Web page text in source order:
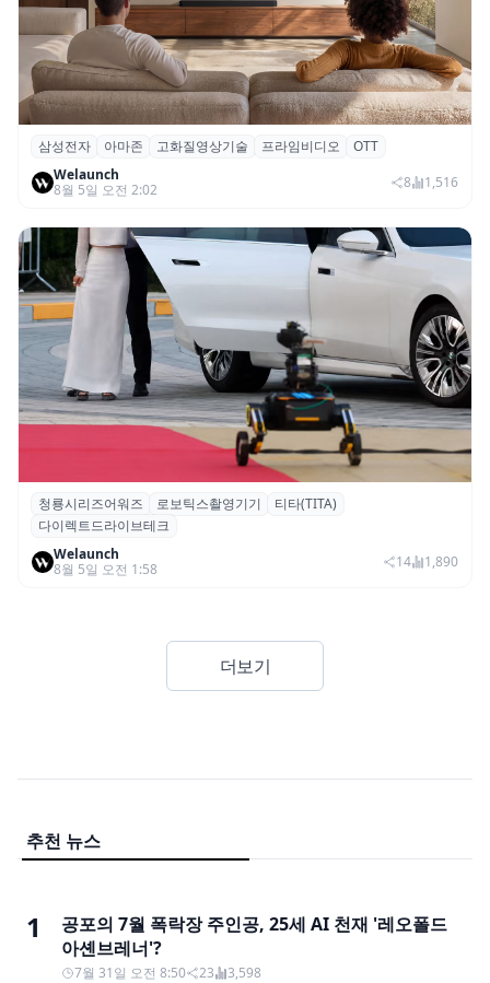
삼성전자·아마존, 프라임 비디오에 ‘HDR10+
어드밴스드’ 적용
삼성전자 아마존 고화질영상기술 프라임비디오
OTT
Welaunch
8월 5일 오전 2:02
8 1,516
청룡시리즈어워즈 레드카펫에 등장한 바퀴
형 이족 보행 로봇 ‘티타(TITA)’
청룡시리즈어워즈 로보틱스촬영기기
티타(TITA)
다이렉트드라이브테크
Welaunch
8월 5일 오전 1:58
14 1,890
더보기
추천 뉴스
1
공포의 7월 폭락장 주인공, 25세 AI 천재 '레오폴드
아셴브레너'?
7월 31일 오전 8:50 23 3,598